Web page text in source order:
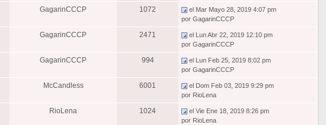
GagarinCCCP 1072
el Mar Mayo 28, 2019 4:07 pm
por GagarinCCCP
GagarinCCCP 2471
el Lun Abr 22, 2019 12:10 pm
por GagarinCCCP
GagarinCCCP 994
el Lun Feb 25, 2019 8:02 pm
por GagarinCCCP
McCandless 6001
el Dom Feb 03, 2019 9:29 pm
por RioLena
RioLena 1024
el Vie Ene 18, 2019 8:26 pm
por RioLena